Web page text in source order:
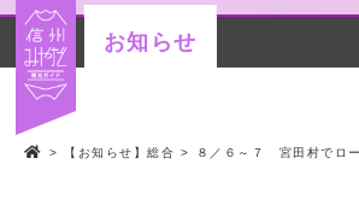
お知らせ
> 【お知らせ】総合 > ８／６～７ 宮田村でロ